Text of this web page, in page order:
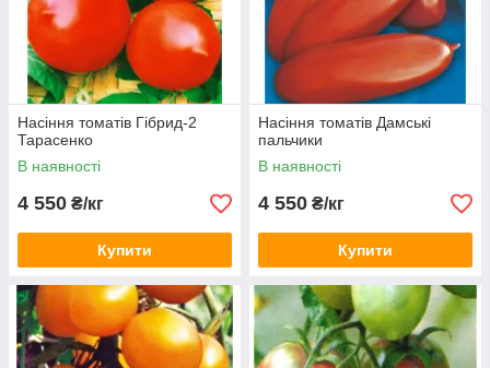
Насіння томатів Гібрид-2
Тарасенко
В наявності
4 550 ₴/кг
Купити
Насіння томатів Дамські
пальчики
В наявності
4 550 ₴/кг
Купити